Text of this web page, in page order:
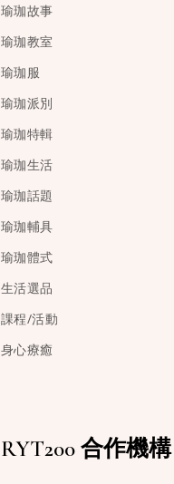
瑜珈故事
瑜珈教室
瑜珈服
瑜珈派別
瑜珈特輯
瑜珈生活
瑜珈話題
瑜珈輔具
瑜珈體式
生活選品
課程/活動
身心療癒
RYT200 合作機構